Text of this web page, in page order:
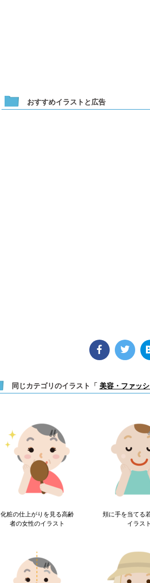
おすすめイラストと広告
同じカテゴリのイラスト「 美容・ファッ
化粧の仕上がりを見る高齢
者の女性のイラスト
頬に手を当てる
イラスト